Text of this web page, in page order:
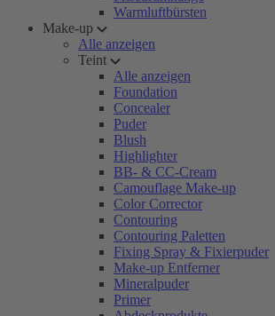
Warmluftbürsten
Make-up
Alle anzeigen
Teint
Alle anzeigen
Foundation
Concealer
Puder
Blush
Highlighter
BB- & CC-Cream
Camouflage Make-up
Color Corrector
Contouring
Contouring Paletten
Fixing Spray & Fixierpuder
Make-up Entferner
Mineralpuder
Primer